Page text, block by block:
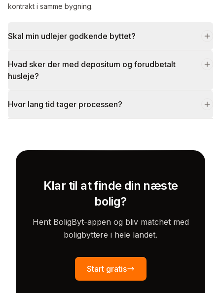
kontrakt i samme bygning.
Skal min udlejer godkende byttet?
Hvad sker der med depositum og forudbetalt
husleje?
Hvor lang tid tager processen?
Klar til at finde din næste
bolig?
Hent BoligByt-appen og bliv matchet med
boligbyttere i hele landet.
Start gratis